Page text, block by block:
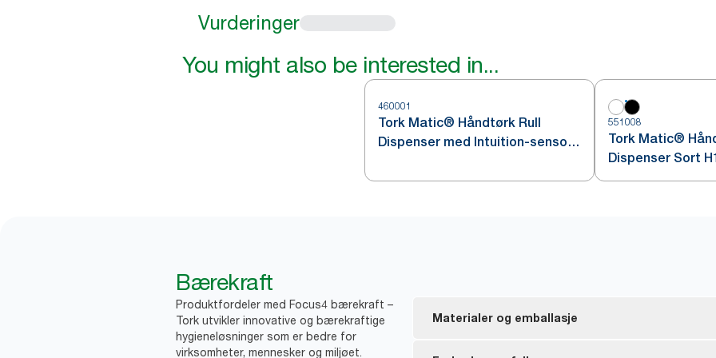
Vurderinger
You might also be interested in...
460001
Tork Matic® Håndtørk Rull
Dispenser med Intuition-sensor
551008
Tork Matic®
Dispenser Sort
Bærekraft
Produktfordeler med Focus4 bærekraft –
Tork utvikler innovative og bærekraftige
hygieneløsninger som er bedre for
virksomheter, mennesker og miljøet.
Materialer og emballasje